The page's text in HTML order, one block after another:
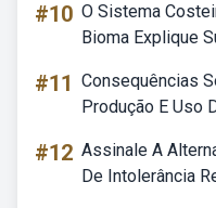
#10 O Sistema
Bioma Explique
#11 Consequências
Produção E Uso
#12 Assinale A
De Intolerância